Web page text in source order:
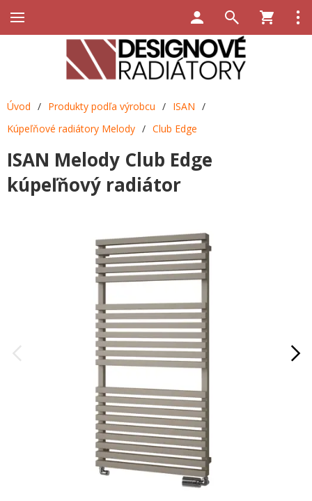
Úvod / Produkty podľa výrobcu / ISAN /
Kúpeľňové radiátory Melody / Club Edge
ISAN Melody Club Edge
kúpeľňový radiátor